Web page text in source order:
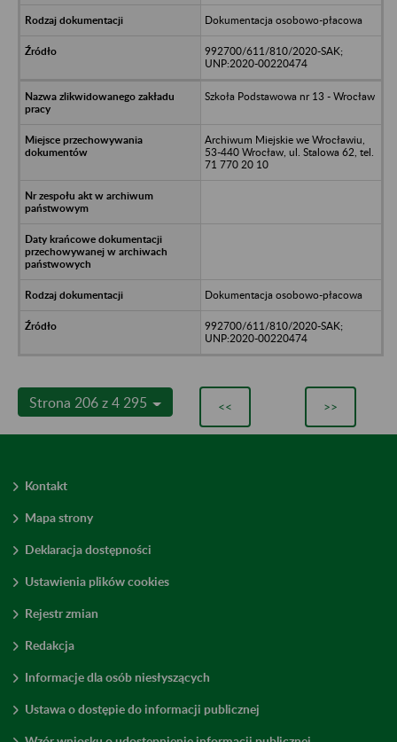
Dokumentacja osobowo-płacowa
992700/611/810/2020-SAK;
UNP:2020-00220474
Szkoła Podstawowa nr 13 - Wrocław
Archiwum Miejskie we Wrocławiu,
53-440 Wrocław, ul. Stalowa 62, tel.
71 770 20 10
Dokumentacja osobowo-płacowa
992700/611/810/2020-SAK;
UNP:2020-00220474
Strona 206 z 4 295 << >>
Kontakt
Mapa strony
Deklaracja dostępności
Ustawienia plików cookies
Rejestr zmian
Redakcja
Informacje dla osób niesłyszących
Ustawa o dostępie do informacji publicznej